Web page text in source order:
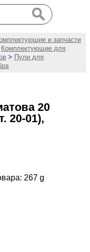
и запчасти
Комплектующие для
> Пули для
20
20-01),
267 g